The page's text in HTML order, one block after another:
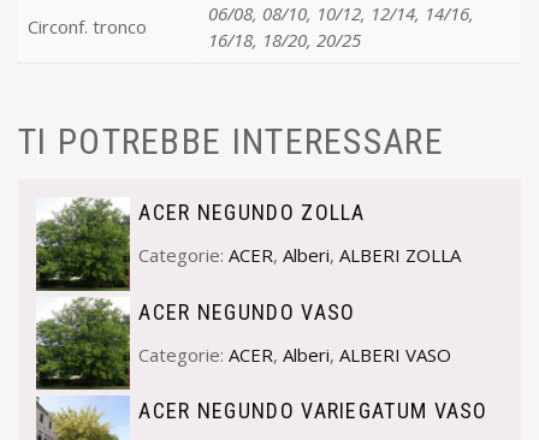
Circonf. tronco
06/08, 08/10, 10/12, 12/14, 14/16,
16/18, 18/20, 20/25
TI POTREBBE INTERESSARE
ACER NEGUNDO ZOLLA
Categorie:ACER,Alberi,ALBERI ZOLLA
ACER NEGUNDO VASO
Categorie:ACER,Alberi,ALBERI VASO
ACER NEGUNDO VARIEGATUM VASO